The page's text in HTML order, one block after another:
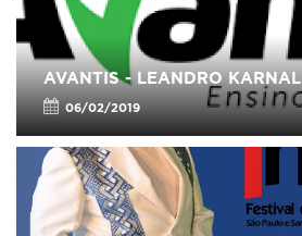
AVANTIS - LEANDRO KARNAL
06/02/2019